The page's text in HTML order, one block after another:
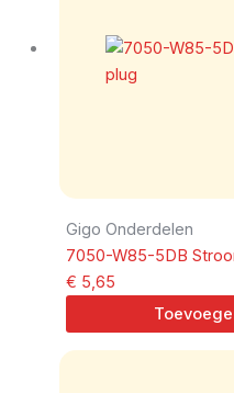
Gigo Onderdelen
7050-W85-5DB
€ 5,65